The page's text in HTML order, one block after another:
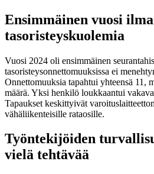
Ensimmäinen vuosi
tasoristeyskuolemia
Vuosi 2024 oli ensimmäinen
tasoristeysonnettomuuksissa ei
Onnettomuuksia tapahtui yhteensä 11,
määrä. Yksi henkilö loukkaantui
Tapaukset keskittyivät
vähäliikenteisille rataosille.
Työntekijöiden
vielä tehtävää